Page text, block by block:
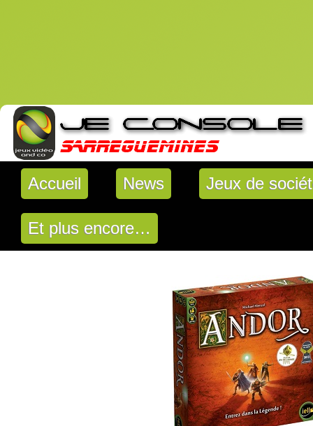
Accueil News Jeux de
Et plus encore…